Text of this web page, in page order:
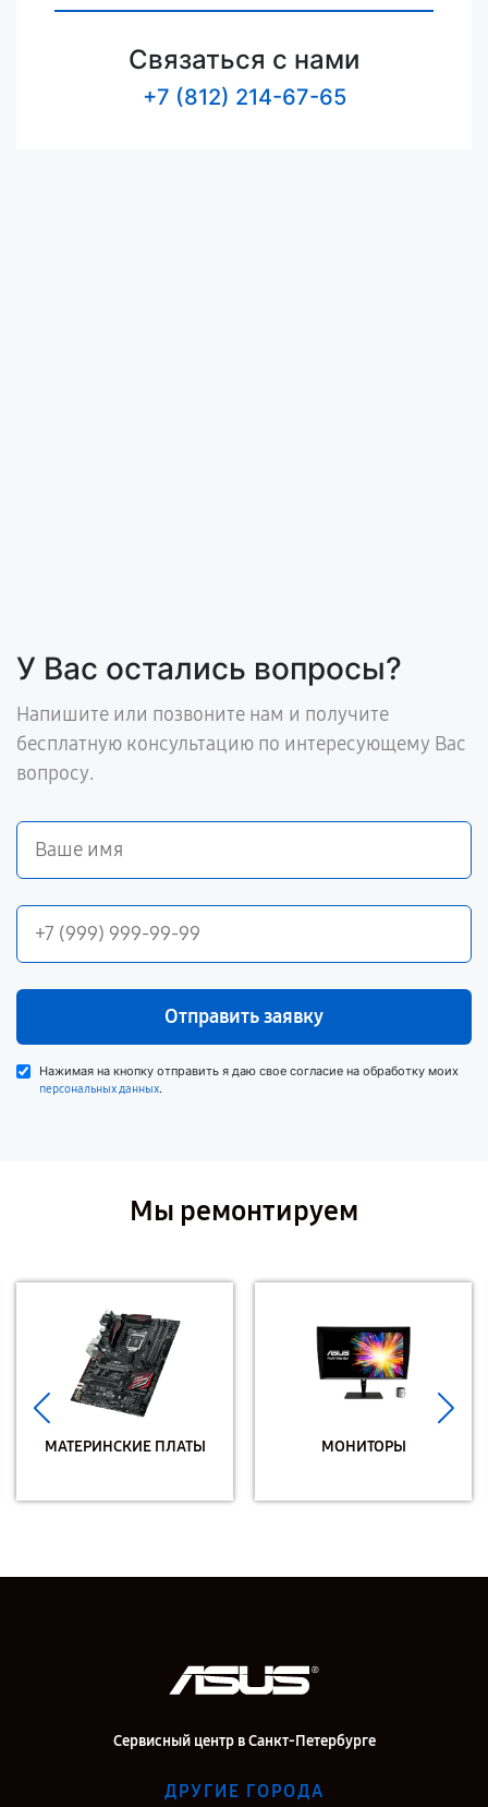
Связаться с нами
+7 (812) 214-67-65
У Вас остались вопросы?
Напишите или позвоните нам и получите
бесплатную консультацию по интересующему Вас
вопросу.
Отправить заявку
Нажимая на кнопку отправить я даю свое согласие на обработку моих
персональных данных.
Мы ремонтируем
МАТЕРИНСКИЕ ПЛАТЫ МОНИТОРЫ
Сервисный центр в Санкт-Петербурге
ДРУГИЕ ГОРОДА